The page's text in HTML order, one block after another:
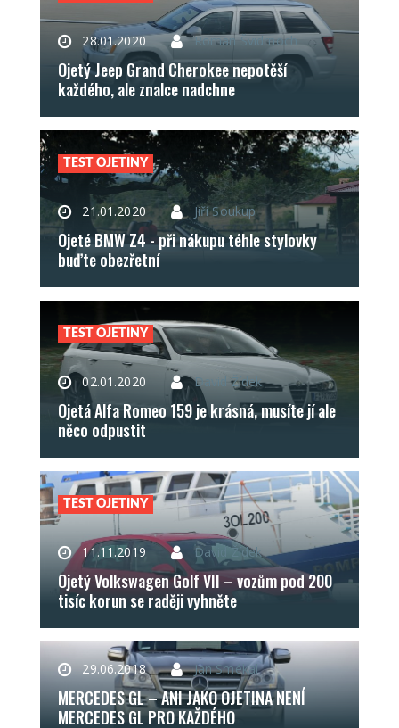
28.01.2020 Roman Švidrnoch
Ojetý Jeep Grand Cherokee nepotěší
každého, ale znalce nadchne
TEST OJETINY
21.01.2020 Jiří Soukup
Ojeté BMW Z4 - při nákupu téhle stylovky
buďte obezřetní
TEST OJETINY
02.01.2020 David Žídek
Ojetá Alfa Romeo 159 je krásná, musíte jí ale
něco odpustit
TEST OJETINY
11.11.2019 David Žídek
Ojetý Volkswagen Golf VII – vozům pod 200
tisíc korun se raději vyhněte
29.06.2018 Jan Smékal
MERCEDES GL – ANI JAKO OJETINA NENÍ
MERCEDES GL PRO KAŽDÉHO